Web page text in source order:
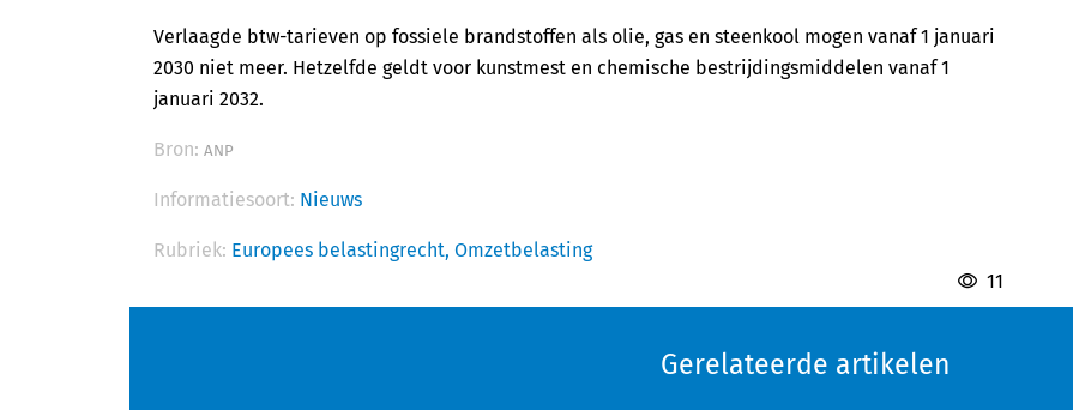
Verlaagde btw-tarieven op fossiele brandstoffen als olie, gas en steenkool mogen vanaf 1 januari
2030 niet meer. Hetzelfde geldt voor kunstmest en chemische bestrijdingsmiddelen vanaf 1
januari 2032.
Bron: ANP
Informatiesoort: Nieuws
Rubriek: Europees belastingrecht, Omzetbelasting
11
Gerelateerde artikelen